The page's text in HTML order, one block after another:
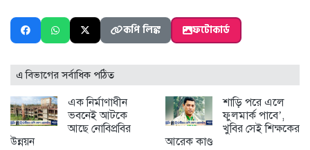
কপি লিঙ্ক ফটোকার্ড
এ বিভাগের সর্বাধিক পঠিত
এক নির্মাণাধীন
ভবনেই আটকে
আছে নোবিপ্রবির
উন্নয়ন
শাড়ি পরে এলে
ফুলমার্ক পাবে’,
খুবির সেই শিক্ষকের
আরেক কাণ্ড